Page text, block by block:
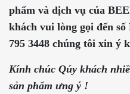
phẩm và dịch vụ của
khách vui lòng gọi đến số
795 3448 chúng tôi xin ý
Kính chúc Qúy khách
sản phẩm ưng ý !